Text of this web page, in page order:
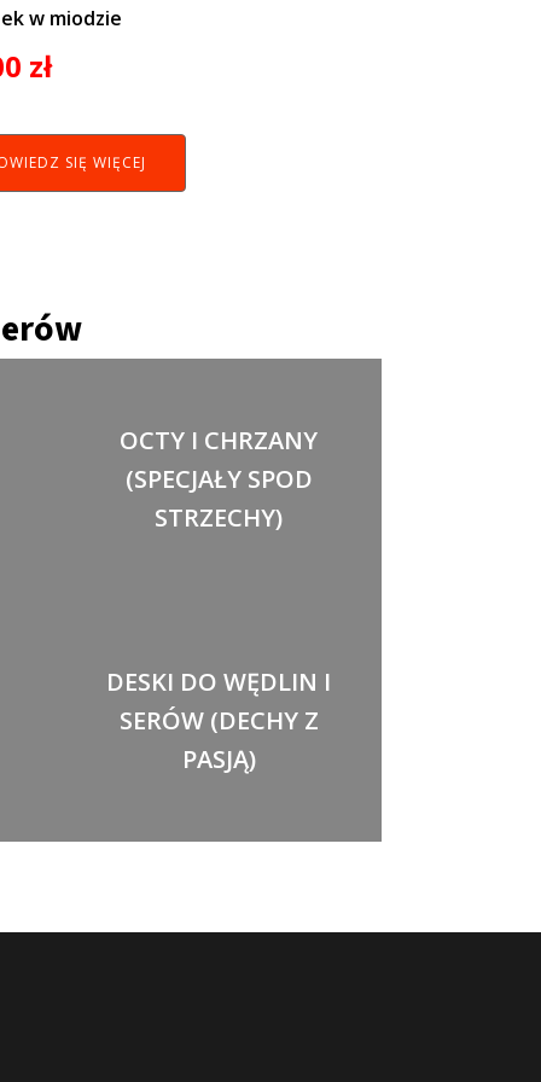
w miodzie
zł
SIĘ WIĘCEJ
OCTY I CHRZANY
(SPECJAŁY SPOD
STRZECHY)
DESKI DO WĘDLIN I
SERÓW (DECHY Z
PASJĄ)